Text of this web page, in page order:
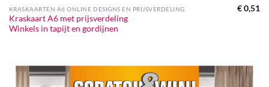
KRASKAARTEN A6 ONLINE DESIGNS EN PRIJSVERDELING
Kraskaart A6 met prijsverdeling
Winkels in tapijt en gordijnen
€0,51